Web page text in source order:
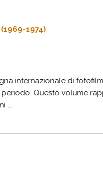
1974)
internazionale di
Questo volume
...